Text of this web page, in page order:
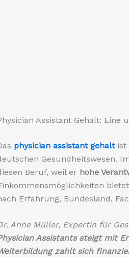
Assistant Gehalt: Eine
physician assistant gehaltist
Gesundheitswesen.
Beruf, weil er hohe
Erfahrung, Bundesland,
Anne Müller, Expertin für
Assistants steigt mit
zahlt sich